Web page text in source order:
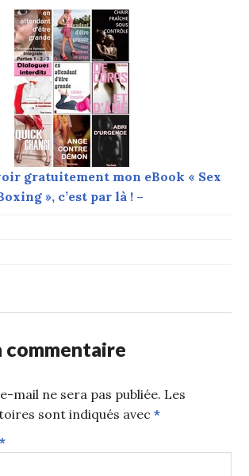
gratuitement mon eBook « Sex
», c’est par là ! –
commentaire
mail ne sera pas publiée. Les
sont indiqués avec*
*